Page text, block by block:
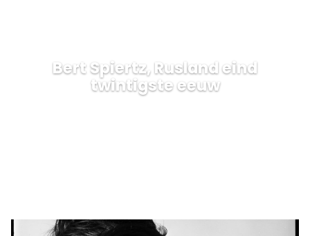
Bert Spiertz, Rusland eind
twintigste eeuw